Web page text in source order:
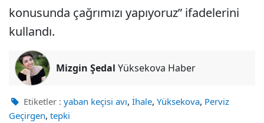
konusunda çağrımızı yapıyoruz” ifadelerini
kullandı.
Mizgin Şedal Yüksekova Haber
Etiketler : yaban keçisi avı, İhale, Yüksekova, Perviz
Geçirgen, tepki